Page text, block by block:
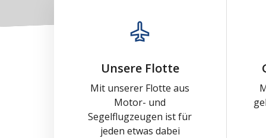
Unsere Flotte
Mit unserer Flotte aus
Motor- und
Segelflugzeugen ist für
jeden etwas dabei